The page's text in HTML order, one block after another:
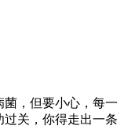
菌，但要小心，每一
关，你得走出一条